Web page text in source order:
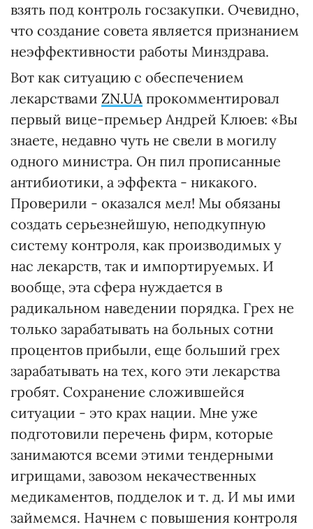
взять под контроль госзакупки. Очевидно,
что создание совета является признанием
неэффективности работы Минздрава.
Вот как ситуацию с обеспечением
лекарствами ZN.UA прокомментировал
первый вице-премьер Андрей Клюев: «Вы
знаете, недавно чуть не свели в могилу
одного министра. Он пил прописанные
антибиотики, а эффекта - никакого.
Проверили - оказался мел! Мы обязаны
создать серьезнейшую, неподкупную
систему контроля, как производимых у
нас лекарств, так и импортируемых. И
вообще, эта сфера нуждается в
радикальном наведении порядка. Грех не
только зарабатывать на больных сотни
процентов прибыли, еще больший грех
зарабатывать на тех, кого эти лекарства
гробят. Сохранение сложившейся
ситуации - это крах нации. Мне уже
подготовили перечень фирм, которые
занимаются всеми этими тендерными
игрищами, завозом некачественных
медикаментов, подделок и т. д. И мы ими
займемся. Начнем с повышения контроля